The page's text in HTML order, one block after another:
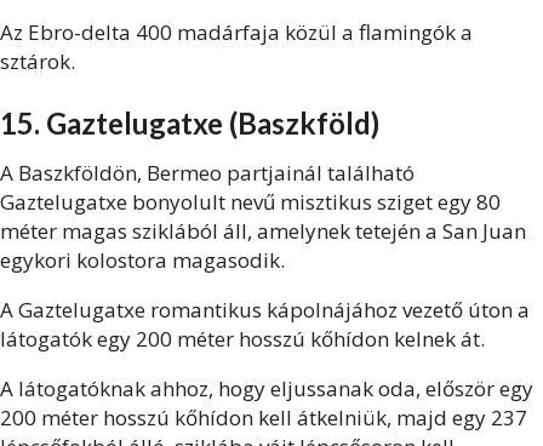
Az Ebro-delta 400 madárfaja közül a flamingók a
sztárok.
15. Gaztelugatxe (Baszkföld)
A Baszkföldön, Bermeo partjainál található
Gaztelugatxe bonyolult nevű misztikus sziget egy 80
méter magas sziklából áll, amelynek tetején a San Juan
egykori kolostora magasodik.
A Gaztelugatxe romantikus kápolnájához vezető úton a
látogatók egy 200 méter hosszú kőhídon kelnek át.
A látogatóknak ahhoz, hogy eljussanak oda, először egy
200 méter hosszú kőhídon kell átkelniük, majd egy 237